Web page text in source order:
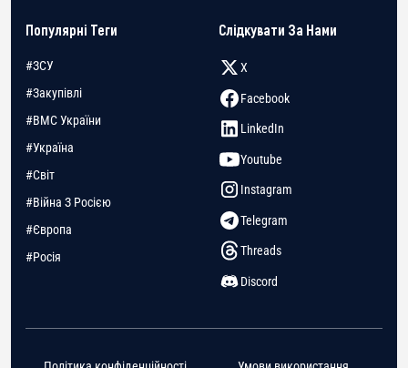
Популярні Теги
#ЗСУ
#Закупівлі
#ВМС України
#Україна
#Світ
#Війна З Росією
#Європа
#Росія
Слідкувати За Нами
X
Facebook
LinkedIn
Youtube
Instagram
Telegram
Threads
Discord